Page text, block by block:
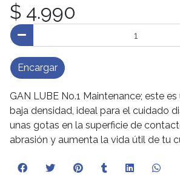
$ 4.990
Encargar
GAN LUBE No.1 Maintenance; este
baja densidad, ideal para el cuidado
unas gotas en la superficie de
abrasión y aumenta la vida útil de tu